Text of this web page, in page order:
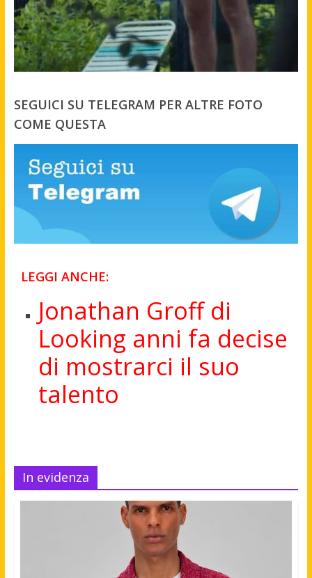
SEGUICI SU TELEGRAM PER ALTRE FOTO
COME QUESTA
LEGGI ANCHE:
Jonathan Groff di
Looking anni fa decise
di mostrarci il suo
talento
In evidenza